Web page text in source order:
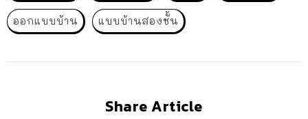
ออกแบบบ้าน แบบบ้านสองชั้น
Share Article